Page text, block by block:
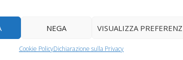
NEGA VISUALIZZA
Cookie PolicyDichiarazione sulla Privacy